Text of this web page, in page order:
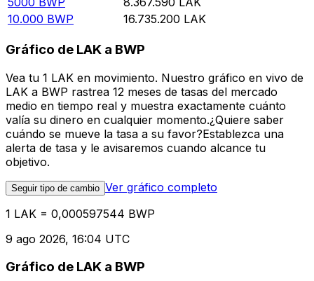
10.000 BWP 16.735.200 LAK
Gráfico de LAK a BWP
Vea tu 1 LAK en movimiento. Nuestro gráfico en vivo de
LAK a BWP rastrea 12 meses de tasas del mercado
medio en tiempo real y muestra exactamente cuánto
valía su dinero en cualquier momento.¿Quiere saber
cuándo se mueve la tasa a su favor?Establezca una
alerta de tasa y le avisaremos cuando alcance tu
objetivo.
Seguir tipo de cambio Ver gráfico completo
1 LAK = 0,000597544 BWP
9 ago 2026, 16:04 UTC
Gráfico de LAK a BWP